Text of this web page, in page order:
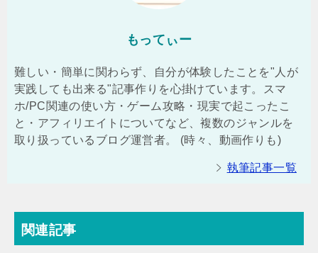
もってぃー
難しい・簡単に関わらず、自分が体験したことを"人が
実践しても出来る"記事作りを心掛けています。スマ
ホ/PC関連の使い方・ゲーム攻略・現実で起こったこ
と・アフィリエイトについてなど、複数のジャンルを
取り扱っているブログ運営者。 (時々、動画作りも)
執筆記事一覧
関連記事